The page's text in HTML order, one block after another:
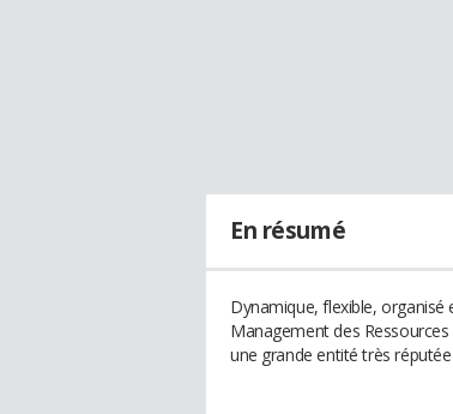
En résumé
Dynamique, flexible,
Management des
une grande entité très